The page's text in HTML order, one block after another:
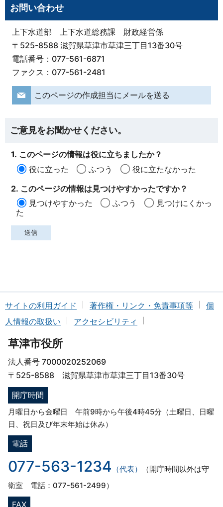
お問い合わせ
上下水道部 上下水道総務課 財政経営係
〒525-8588 滋賀県草津市草津三丁目13番30号
電話番号：077-561-6871
ファクス：077-561-2481
このページの作成担当にメールを送る
ご意見をお聞かせください。
1. このページの情報は役に立ちましたか？
役に立った
ふつう
役に立たなかった
2. このページの情報は見つけやすかったですか？
見つけやすかった
ふつう
見つけにくかっ
た
サイトの利用ガイド 著作権・リンク・免責事項等
個
人情報の取扱い
アクセシビリティ
草津市役所
法人番号 7000020252069
〒525-8588 滋賀県草津市草津三丁目13番30号
開庁時間
月曜日から金曜日 午前9時から午後4時45分（土曜日、日曜
日、祝日及び年末年始は休み）
電話
077-563-1234 （代表）
（開庁時間以外は守
衛室 電話：077-561-2499）
FAX